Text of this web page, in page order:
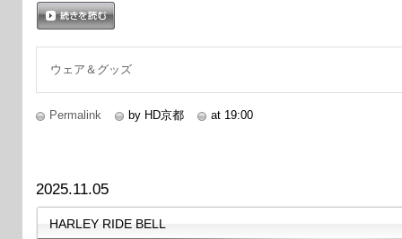
ウェア＆グッズ
Permalink by HD京都 at 19:00
2025.11.05
HARLEY RIDE BELL